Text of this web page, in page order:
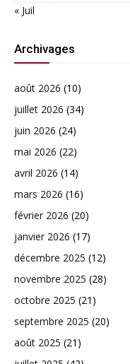
« Juil
Archivages
août 2026 (10)
juillet 2026 (34)
juin 2026 (24)
mai 2026 (22)
avril 2026 (14)
mars 2026 (16)
février 2026 (20)
janvier 2026 (17)
décembre 2025 (12)
novembre 2025 (28)
octobre 2025 (21)
septembre 2025 (20)
août 2025 (21)